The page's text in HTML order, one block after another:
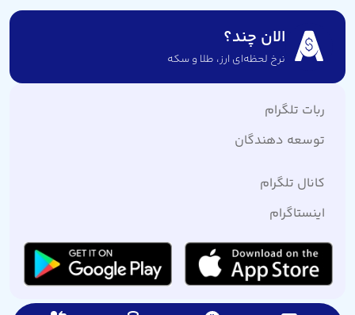
الان چند؟
نرخ لحظه‌ای ارز،‌ طلا و سکه
ربات تلگرام
توسعه دهندگان
کانال تلگرام
اینستاگرام